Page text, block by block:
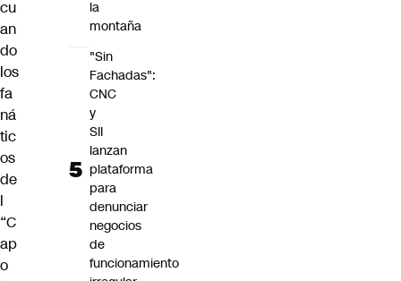
cu
an
do
los
fa
ná
tic
os
de
l
“C
ap
o
la
montaña
"Sin
Fachadas":
CNC
y
SII
lanzan
plataforma
para
denunciar
negocios
de
funcionamiento